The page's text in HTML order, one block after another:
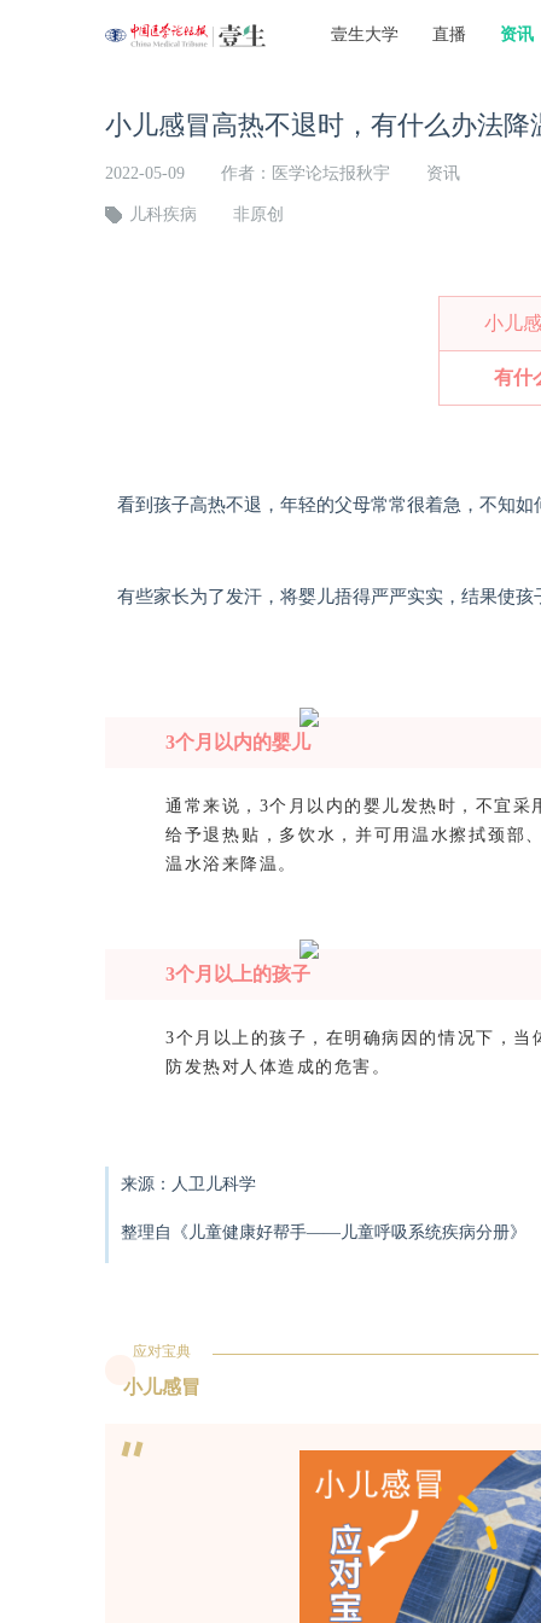
壹生大学 直播 资讯
小儿感冒高热不退时，有什么办法降
2022-05-09 作者：医学论坛报秋宇 资讯
儿科疾病 非原创
小儿
有什
看到孩子高热不退，年轻的父母常常很着急，不知如
有些家长为了发汗，将婴儿捂得严严实实，结果使
3个月以内的婴儿
通常来说，3个月以内的婴儿发热时，不宜
给予退热贴，多饮水，并可用温水擦拭颈部
温水浴来降温。
3个月以上的孩子
3个月以上的孩子，在明确病因的情况下，
防发热对人体造成的危害。
来源：人卫儿科学
整理自《儿童健康好帮手——儿童呼吸系统疾病分册》
应对宝典
小儿感冒